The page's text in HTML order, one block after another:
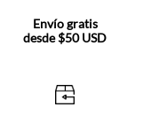
Envío gratis
desde $50 USD